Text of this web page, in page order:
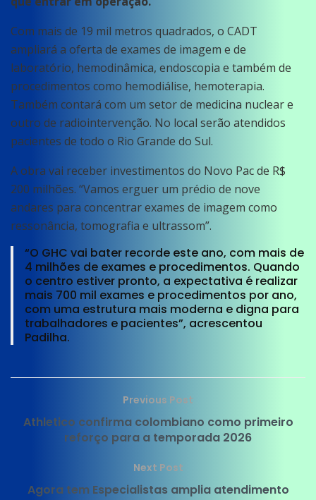
Com mais de 19 mil metros quadrados, o CADT
ampliará a oferta de exames de imagem e de
laboratório, hemodinâmica, endoscopia e também de
procedimentos como hemodiálise, hemoterapia.
Também contará com um setor de medicina nuclear e
outro de radiointervenção. No local serão atendidos
pacientes de todo o Rio Grande do Sul.
A obra vai receber investimentos do Novo Pac de R$
200 milhões. “Vamos erguer um prédio de nove
andares para concentrar exames de imagem como
ressonância, tomografia e ultrassom”.
“O GHC vai bater recorde este ano, com mais de
4 milhões de exames e procedimentos. Quando
o centro estiver pronto, a expectativa é realizar
mais 700 mil exames e procedimentos por ano,
com uma estrutura mais moderna e digna para
trabalhadores e pacientes”, acrescentou
Padilha.
Previous Post
Athletico confirma colombiano como primeiro
reforço para a temporada 2026
Next Post
Agora tem Especialistas amplia atendimento